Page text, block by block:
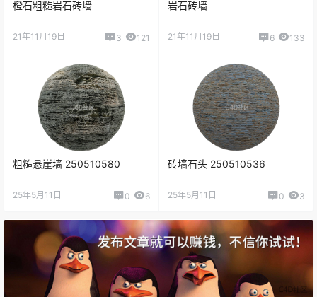
​橙石粗糙岩石砖墙
21年11月19日 3 121
岩石砖墙
21年11月19日 6 133
粗糙悬崖墙 250510580
25年5月11日 0 6
砖墙石头 250510536
25年5月11日 0 3